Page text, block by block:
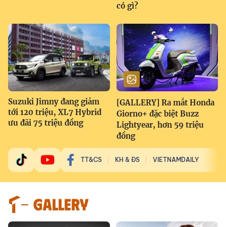
có gì?
Suzuki Jimny đang giảm
tới 120 triệu, XL7 Hybrid
ưu đãi 75 triệu đồng
[GALLERY] Ra mắt Honda
Giorno+ đặc biệt Buzz
Lightyear, hơn 59 triệu
đồng
TT&CS KH & ĐS VIETNAMDAILY
GALLERY